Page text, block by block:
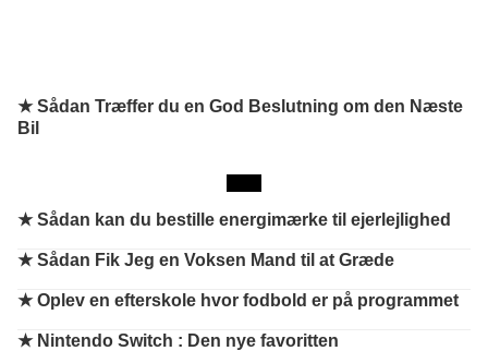
★ Sådan Træffer du en God Beslutning om den Næste
Bil
★Sådan kan du bestille energimærke til ejerlejlighed
★Sådan Fik Jeg en Voksen Mand til at Græde
★Oplev en efterskole hvor fodbold er på programmet
★ Nintendo Switch : Den nye favoritten